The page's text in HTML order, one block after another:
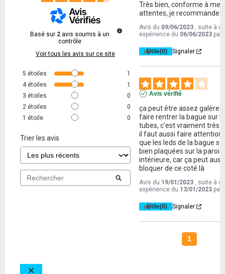
Basé sur 2 avis soumis à un
contrôle
Voir tous les avis sur ce site
5 étoiles
1
4 étoiles
1
3 étoiles
0
2 étoiles
0
1 étoile 0
Trier les avis
Très bien, conforme à mes
attentes, je recommande !
Avis du 09/06/2023 , suite à
expérience du 06/06/2023 par
Utile(0) Signaler
Avis vérifié
ça peut être assez galère
faire rentrer la bague sur
tubes, c'est vraiment très
il faut aussi faire attention
que les leds de la bague
bien plaquées sur la paroi
intérieure, car ça peut
bloquer de ce coté là
Avis du 19/01/2023 , suite à
expérience du 13/01/2023 par
Utile(0) Signaler
1